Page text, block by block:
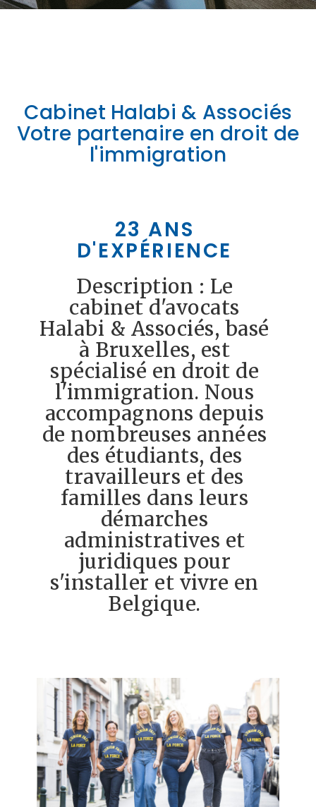
Cabinet Halabi & Associés
Votre partenaire en droit de
l'immigration
23 ANS
D'EXPÉRIENCE
Description : Le
cabinet d'avocats
Halabi & Associés, basé
à Bruxelles, est
spécialisé en droit de
l'immigration. Nous
accompagnons depuis
de nombreuses années
des étudiants, des
travailleurs et des
familles dans leurs
démarches
administratives et
juridiques pour
s'installer et vivre en
Belgique.